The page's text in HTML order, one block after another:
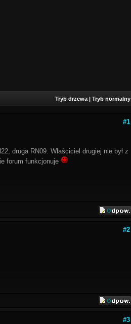
Tryb drzewa | Tryb normalny
#1
druga RN09. Właściciel drugiej nie był z
forum funkcjonuje
#2
#3